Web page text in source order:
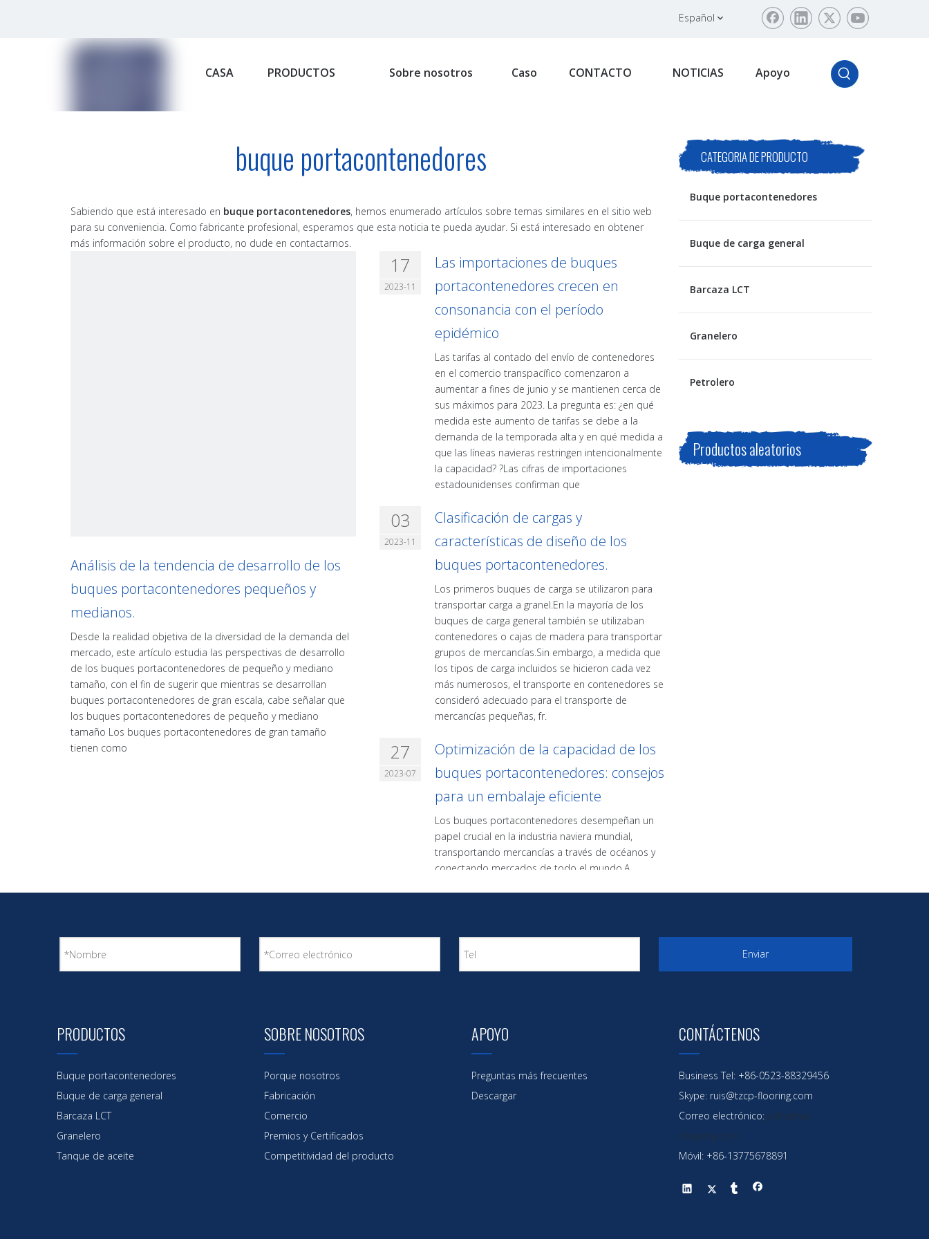
Español
CASA PRODUCTOS Sobre nosotros Caso CONTACTO NOTICIAS Apoyo
buque portacontenedores
Sabiendo que está interesado en buque portacontenedores, hemos enumerado artículos sobre temas similares en el sitio web
para su conveniencia. Como fabricante profesional, esperamos que esta noticia te pueda ayudar. Si está interesado en obtener
más información sobre el producto, no dude en contactarnos.
Análisis de la tendencia de desarrollo de los
buques portacontenedores pequeños y
medianos.
Desde la realidad objetiva de la diversidad de la demanda del
mercado, este artículo estudia las perspectivas de desarrollo
de los buques portacontenedores de pequeño y mediano
tamaño, con el fin de sugerir que mientras se desarrollan
buques portacontenedores de gran escala, cabe señalar que
los buques portacontenedores de pequeño y mediano
tamaño Los buques portacontenedores de gran tamaño
tienen como
17
2023-11
Las importaciones de buques
portacontenedores crecen en
consonancia con el período
epidémico
Las tarifas al contado del envío de contenedores
en el comercio transpacífico comenzaron a
aumentar a fines de junio y se mantienen cerca de
sus máximos para 2023. La pregunta es: ¿en qué
medida este aumento de tarifas se debe a la
demanda de la temporada alta y en qué medida a
que las líneas navieras restringen intencionalmente
la capacidad? ?Las cifras de importaciones
estadounidenses confirman que
03
2023-11
Clasificación de cargas y
características de diseño de los
buques portacontenedores.
Los primeros buques de carga se utilizaron para
transportar carga a granel.En la mayoría de los
buques de carga general también se utilizaban
contenedores o cajas de madera para transportar
grupos de mercancías.Sin embargo, a medida que
los tipos de carga incluidos se hicieron cada vez
más numerosos, el transporte en contenedores se
consideró adecuado para el transporte de
mercancías pequeñas, fr.
27
2023-07
Optimización de la capacidad de los
buques portacontenedores: consejos
para un embalaje eficiente
Los buques portacontenedores desempeñan un
papel crucial en la industria naviera mundial,
transportando mercancías a través de océanos y
conectando mercados de todo el mundo.A
máxima prioridad para el transporte marítimo.
CATEGORIA DE PRODUCTO
Buque portacontenedores
Buque de carga general
Barcaza LCT
Granelero
Petrolero
Productos aleatorios
Enviar
PRODUCTOS
Buque portacontenedores
Buque de carga general
Barcaza LCT
Granelero
Tanque de aceite
SOBRE NOSOTROS
Porque nosotros
Fabricación
Comercio
Premios y Certificados
Competitividad del producto
APOYO
Preguntas más frecuentes
Descargar
CONTÁCTENOS
Business Tel: +86-0523-88329456
Skype: ruis@tzcp-flooring.com
Correo electrónico:yu@qinhai-
shipping.com
Móvil: +86-13775678891